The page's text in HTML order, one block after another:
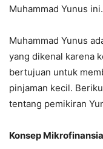
Muhammad Yunus ini.
Muhammad Yunus
yang dikenal karena
bertujuan untuk
pinjaman kecil.
tentang pemikiran
Konsep